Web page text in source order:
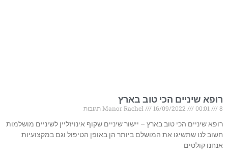
רופא שיניים הכי טוב בארץ
Manor Rachel 16/09/2022 00:01
8 תגובות
רופא שיניים הכי טוב בארץ – יישור שיניים שקוף אינויזליין לשיניים מושלמות
חשוב לנו שתשיגו את המושלם ביותר הן באופן הטיפול וגם במקצועיות
אנחנו קולטים